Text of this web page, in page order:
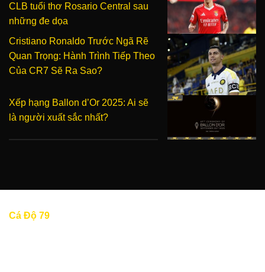
CLB tuổi thơ Rosario Central sau
những đe dọa
Cristiano Ronaldo Trước Ngã Rẽ
Quan Trọng: Hành Trình Tiếp Theo
Của CR7 Sẽ Ra Sao?
Xếp hạng Ballon d’Or 2025: Ai sẽ
là người xuất sắc nhất?
Cá Độ 79